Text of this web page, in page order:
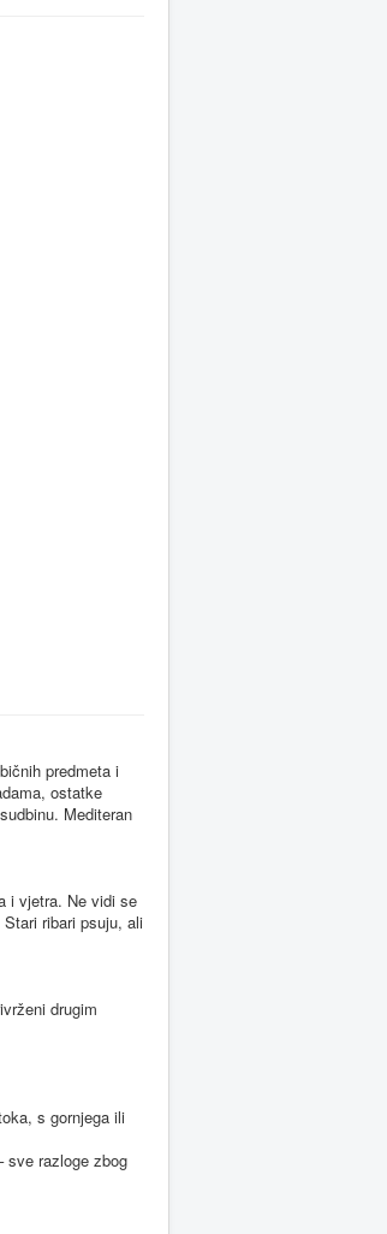
predmeta i
ostatke
Mediteran
i vjetra. Ne vidi se
ribari psuju, ali
drugim
s gornjega ili
sve razloge zbog